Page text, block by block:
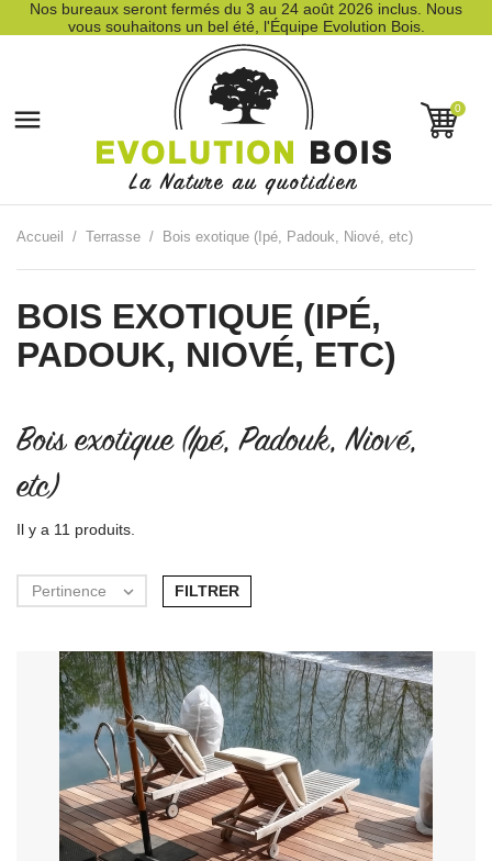
Nos bureaux seront fermés du 3 au 24 août 2026 inclus. Nous
vous souhaitons un bel été, l'Équipe Evolution Bois.
 0
Accueil Terrasse Bois exotique (Ipé, Padouk, Niové, etc)
BOIS EXOTIQUE (IPÉ,
PADOUK, NIOVÉ, ETC)
Bois exotique (Ipé, Padouk, Niové,
etc)
Il y a 11 produits.
Pertinence  FILTRER